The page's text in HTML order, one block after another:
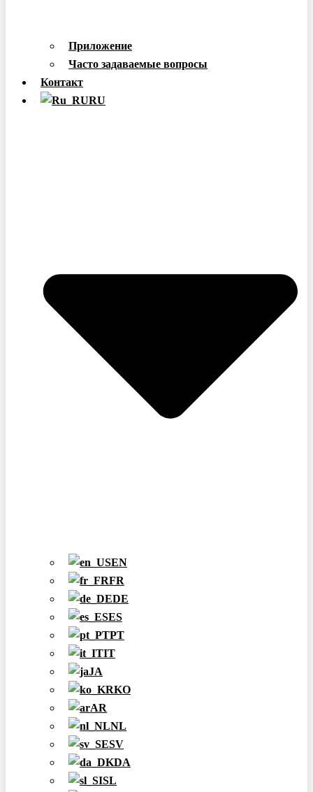
Приложение
Часто задаваемые вопросы
Контакт
RU
EN
FR
DE
ES
PT
IT
JA
KO
AR
NL
SV
DA
SL